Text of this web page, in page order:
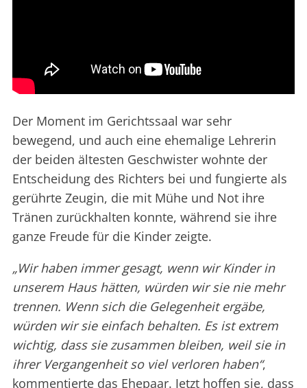
Der Moment im Gerichtssaal war sehr
bewegend, und auch eine ehemalige Lehrerin
der beiden ältesten Geschwister wohnte der
Entscheidung des Richters bei und fungierte als
gerührte Zeugin, die mit Mühe und Not ihre
Tränen zurückhalten konnte, während sie ihre
ganze Freude für die Kinder zeigte.
„Wir haben immer gesagt, wenn wir Kinder in
unserem Haus hätten, würden wir sie nie mehr
trennen. Wenn sich die Gelegenheit ergäbe,
würden wir sie einfach behalten. Es ist extrem
wichtig, dass sie zusammen bleiben, weil sie in
ihrer Vergangenheit so viel verloren haben“,
kommentierte das Ehepaar. Jetzt hoffen sie, dass